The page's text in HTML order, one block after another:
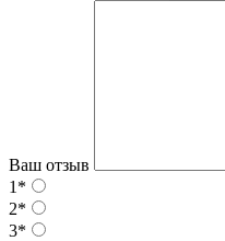
Ваш отзыв
1*
2*
3*